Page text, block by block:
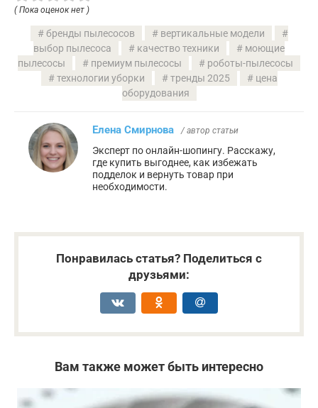
( Пока оценок нет )
бренды пылесосов
вертикальные модели
выбор пылесоса
качество техники
моющие
пылесосы
премиум пылесосы
роботы-пылесосы
технологии уборки
тренды 2025
цена
оборудования
Елена Смирнова / автор статьи
Эксперт по онлайн-шопингу. Расскажу,
где купить выгоднее, как избежать
подделок и вернуть товар при
необходимости.
Понравилась статья? Поделиться с
друзьями:
Вам также может быть интересно